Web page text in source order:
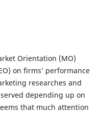
Orientation (MO)
on firms’ performance
researches and
depending up on
that much attention